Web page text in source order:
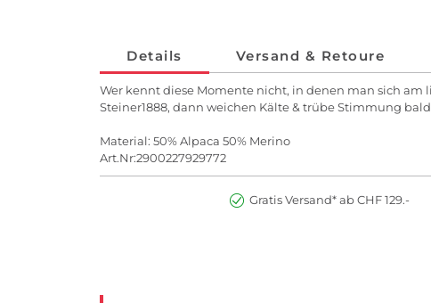
Details Versand & Retoure
Wer kennt diese Momente nicht, in denen man sich
Steiner1888, dann weichen Kälte & trübe Stimmung
Material: 50% Alpaca 50% Merino
Art.Nr:2900227929772
Gratis Versand* ab CHF 129.-